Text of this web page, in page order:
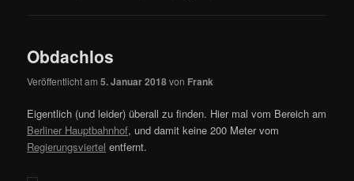
Obdachlos
Veröffentlicht am5. Januar 2018von Frank
Eigentlich (und leider) überall zu finden. Hier mal vom Bereich am
Berliner Hauptbahnhof, und damit keine 200 Meter vom
Regierungsviertel entfernt.